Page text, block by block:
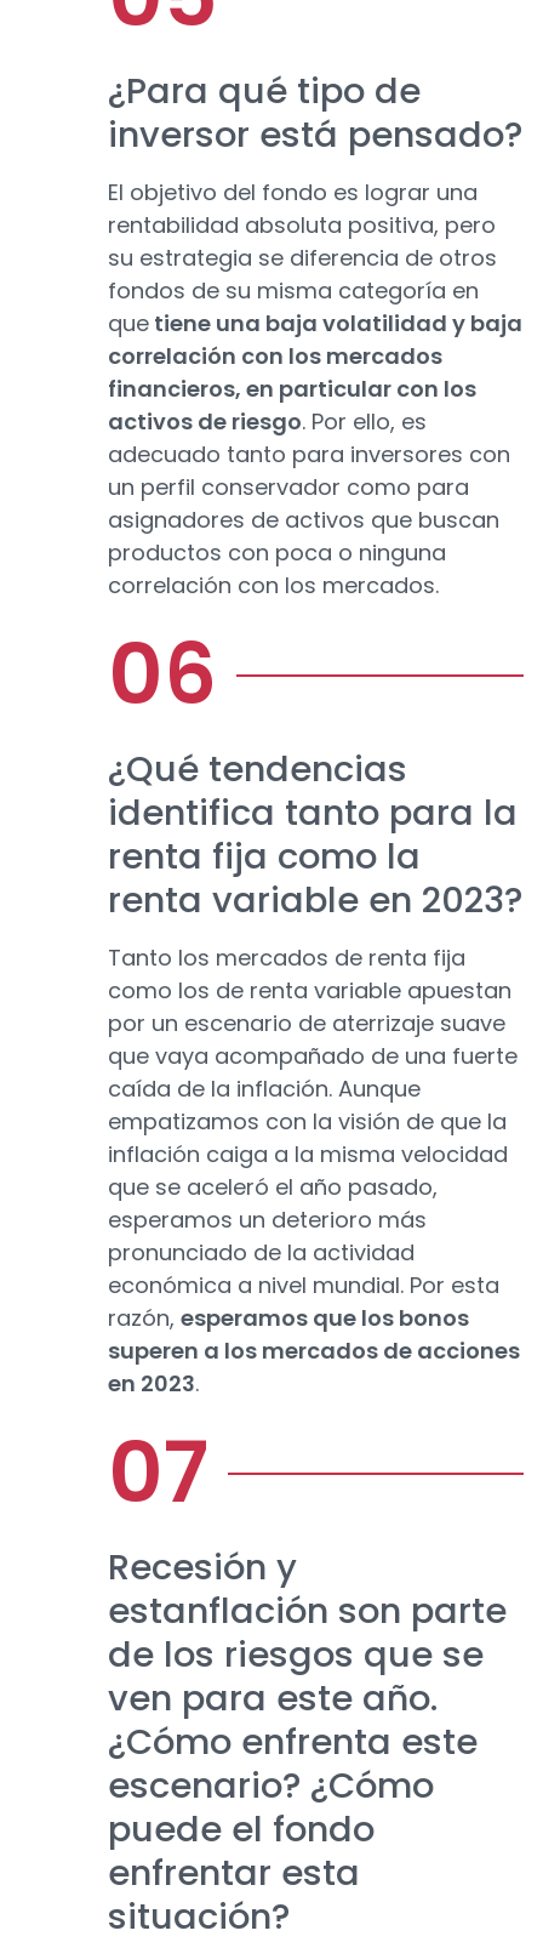
¿Para qué tipo de
inversor está pensado?
El objetivo del fondo es lograr una
rentabilidad absoluta positiva, pero
su estrategia se diferencia de otros
fondos de su misma categoría en
que tiene una baja volatilidad y baja
correlación con los mercados
financieros, en particular con los
activos de riesgo. Por ello, es
adecuado tanto para inversores con
un perfil conservador como para
asignadores de activos que buscan
productos con poca o ninguna
correlación con los mercados.
¿Qué tendencias
identifica tanto para la
renta fija como la
renta variable en 2023?
Tanto los mercados de renta fija
como los de renta variable apuestan
por un escenario de aterrizaje suave
que vaya acompañado de una fuerte
caída de la inflación. Aunque
empatizamos con la visión de que la
inflación caiga a la misma velocidad
que se aceleró el año pasado,
esperamos un deterioro más
pronunciado de la actividad
económica a nivel mundial. Por esta
razón, esperamos que los bonos
superen a los mercados de acciones
en 2023.
Recesión y
estanflación son parte
de los riesgos que se
ven para este año.
¿Cómo enfrenta este
escenario? ¿Cómo
puede el fondo
enfrentar esta
situación?